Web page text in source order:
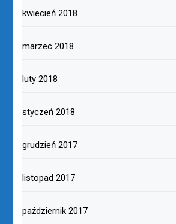
kwiecień 2018
marzec 2018
luty 2018
styczeń 2018
grudzień 2017
listopad 2017
październik 2017